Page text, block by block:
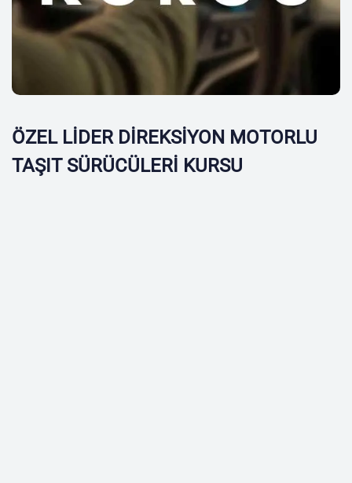
ÖZEL LİDER DİREKSİYON MOTORLU
TAŞIT SÜRÜCÜLERİ KURSU